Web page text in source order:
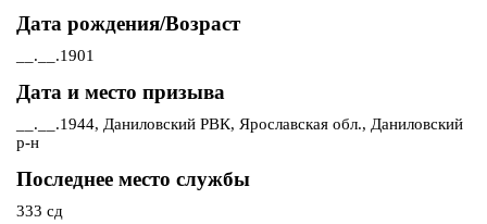
Дата рождения/Возраст
__.__.1901
Дата и место призыва
__.__.1944, Даниловский РВК, Ярославская обл., Даниловский
р-н
Последнее место службы
333 сд